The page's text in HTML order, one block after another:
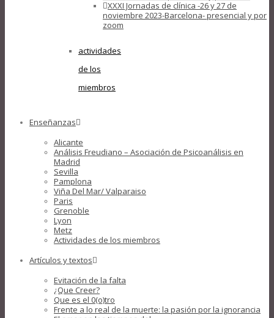
XXXI Jornadas de clínica -26 y 27 de
noviembre 2023-Barcelona- presencial y por
zoom
actividades
de los
miembros
Enseñanzas
Alicante
Análisis Freudiano – Asociación de Psicoanálisis en
Madrid
Sevilla
Pamplona
Viña Del Mar/ Valparaiso
Paris
Grenoble
Lyon
Metz
Actividades de los miembros
Artículos y textos
Evitación de la falta
¿Que Creer?
Que es el 0(o)tro
Frente a lo real de la muerte: la pasión por la ignorancia